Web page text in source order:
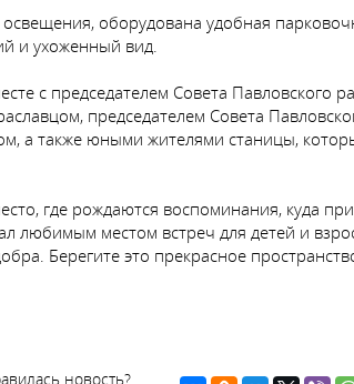
оборудована удобная
и ухоженный вид.
с председателем Совета Павловского
председателем Совета
а также юными жителями станицы,
где рождаются воспоминания, куда
любимым местом встреч для детей и
Берегите это прекрасное
новость?